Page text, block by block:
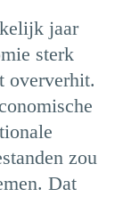
jaar
sterk
oververhit.
zou
Dat